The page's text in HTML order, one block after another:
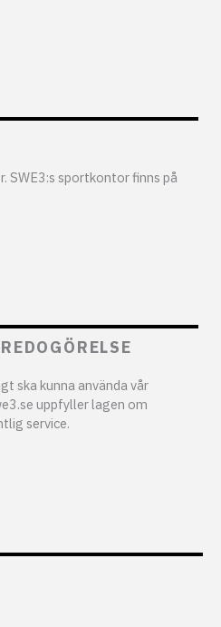
SWE3:s sportkontor finns på
ska kunna använda vår
uppfyller lagen om
service.